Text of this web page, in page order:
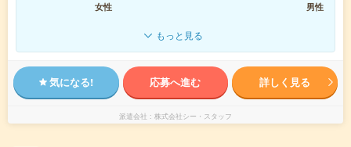
女性
男性
もっと見る
気になる! 応募へ進む 詳しく見る
派遣会社 株式会社シー・スタッフ